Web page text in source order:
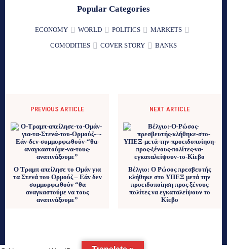
Popular Categories
ECONOMY WORLD POLITICS MARKETS
COMODITIES COVER STORY BANKS
PREVIOUS ARTICLE
Ο Τραμπ απείλησε το Ομάν για
τα Στενά του Ορμούζ – Εάν δεν
συμμορφωθούν “θα
αναγκαστούμε να τους
ανατινάξουμε”
NEXT ARTICLE
Βέλγιο: Ο Ρώσος πρεσβευτής
κλήθηκε στο ΥΠΕΞ μετά την
προειδοποίηση προς ξένους
πολίτες να εγκαταλείψουν το
Κίεβο